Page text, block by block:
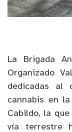
La Brigada
Organizado
dedicadas al
cannabis en
Cabildo, la
vía terrestre